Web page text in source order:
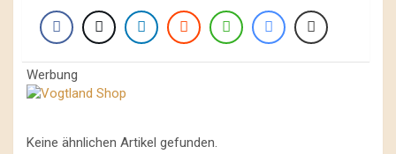
Werbung
Keine ähnlichen Artikel gefunden.